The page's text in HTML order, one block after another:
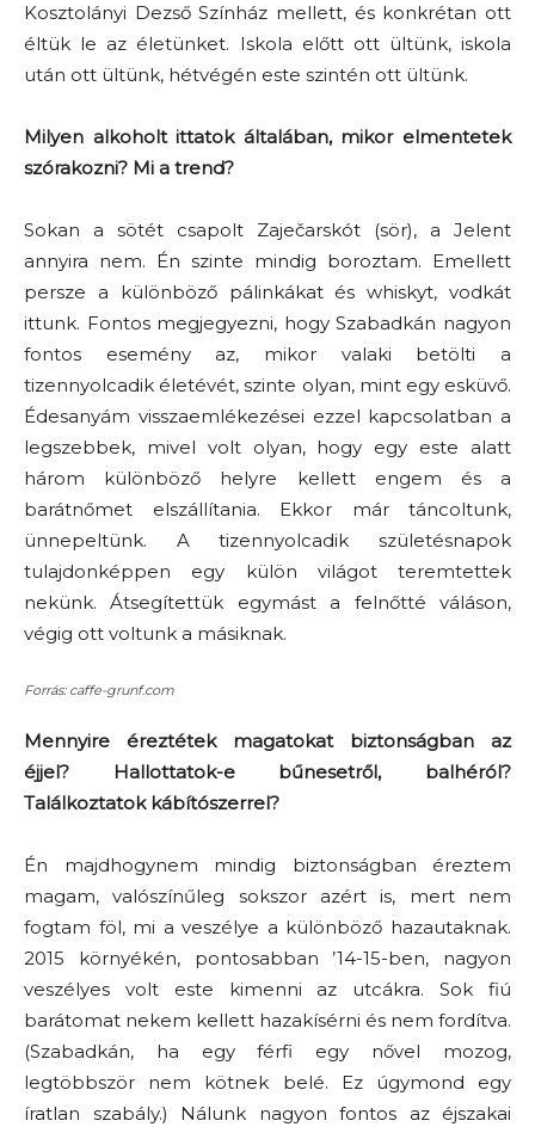
Kosztolányi Dezső Színház mellett, és konkrétan ott
éltük le az életünket. Iskola előtt ott ültünk, iskola
után ott ültünk, hétvégén este szintén ott ültünk.
Milyen alkoholt ittatok általában, mikor elmentetek
szórakozni? Mi a trend?
Sokan a sötét csapolt Zaječarskót (sör), a Jelent
annyira nem. Én szinte mindig boroztam. Emellett
persze a különböző pálinkákat és whiskyt, vodkát
ittunk. Fontos megjegyezni, hogy Szabadkán nagyon
fontos esemény az, mikor valaki betölti a
tizennyolcadik életévét, szinte olyan, mint egy esküvő.
Édesanyám visszaemlékezései ezzel kapcsolatban a
legszebbek, mivel volt olyan, hogy egy este alatt
három különböző helyre kellett engem és a
barátnőmet elszállítania. Ekkor már táncoltunk,
ünnepeltünk. A tizennyolcadik születésnapok
tulajdonképpen egy külön világot teremtettek
nekünk. Átsegítettük egymást a felnőtté váláson,
végig ott voltunk a másiknak.
Forrás: caffe-grunf.com
Mennyire éreztétek magatokat biztonságban az
éjjel? Hallottatok-e bűnesetről, balhéról?
Találkoztatok kábítószerrel?
Én majdhogynem mindig biztonságban éreztem
magam, valószínűleg sokszor azért is, mert nem
fogtam föl, mi a veszélye a különböző hazautaknak.
2015 környékén, pontosabban ’14-15-ben, nagyon
veszélyes volt este kimenni az utcákra. Sok fiú
barátomat nekem kellett hazakísérni és nem fordítva.
(Szabadkán, ha egy férfi egy nővel mozog,
legtöbbször nem kötnek belé. Ez úgymond egy
íratlan szabály.) Nálunk nagyon fontos az éjszakai